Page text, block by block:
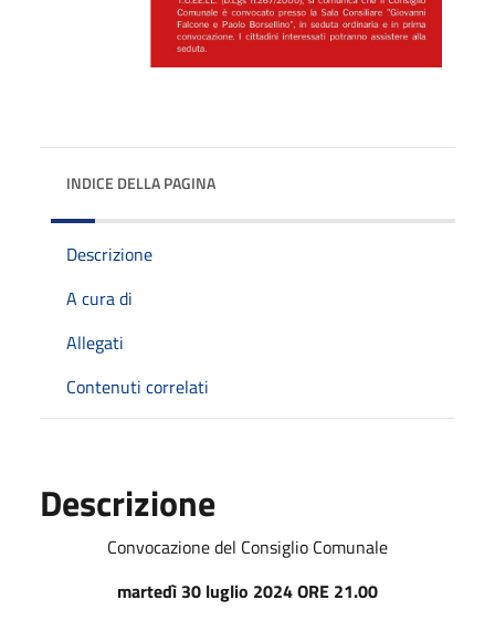
INDICE DELLA PAGINA
Descrizione
A cura di
Allegati
Contenuti correlati
Descrizione
Convocazione del Consiglio Comunale
martedì 30 luglio 2024 ORE 21.00